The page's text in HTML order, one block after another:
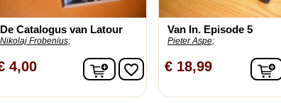
De Catalogus van Latour
Nikolaj Frobenius;
4,00 In winkelwagen
favorite_border
Van In. Episode 5
Pieter Aspe;
€ 18,99